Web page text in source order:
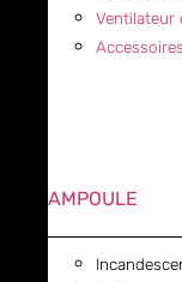
Ventilateur
AMPOULE